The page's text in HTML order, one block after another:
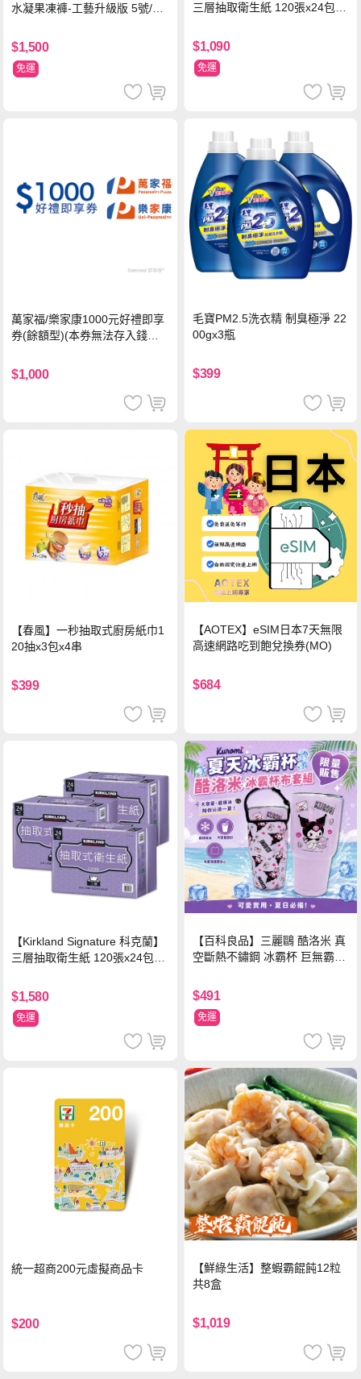
水凝果凍褲-工藝升級版 5號/XL
$1,500
免運
三層抽取衛生紙 120張x24包x2
$1,090
免運
萬家福/樂家康1000元好禮即享
券(餘額型)(本券無法存入錢包
$1,000
毛寶PM2.5洗衣精 制臭極淨 22
00gx3瓶
$399
【春風】一秒抽取式廚房紙巾1
20抽x3包x4串
$399
【AOTEX】eSIM日本7天無限
高速網路吃到飽兌換券(MO)
$684
【Kirkland Signature 科克蘭】
三層抽取衛生紙 120張x24包x3
$1,580
免運
【百科良品】三麗鷗 酷洛米 真
空斷熱不鏽鋼 冰霸杯 巨無霸鋼
ml-信封款(贈手提杯套)
$491
免運
統一超商200元虛擬商品卡
$200
【鮮綠生活】整蝦霸餛飩12粒
共8盒
$1,019